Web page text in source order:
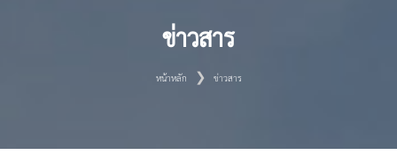
ข่าวสาร
หน้าหลัก ข่าวสาร